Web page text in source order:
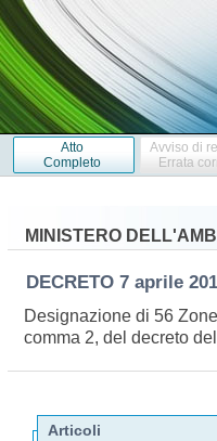
Atto
Completo
Avviso di
Errata
MINISTERO
DECRETO 7 aprile
Designazione di 56
comma 2, del decreto